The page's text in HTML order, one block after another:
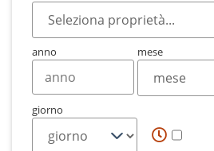
anno mese
giorno